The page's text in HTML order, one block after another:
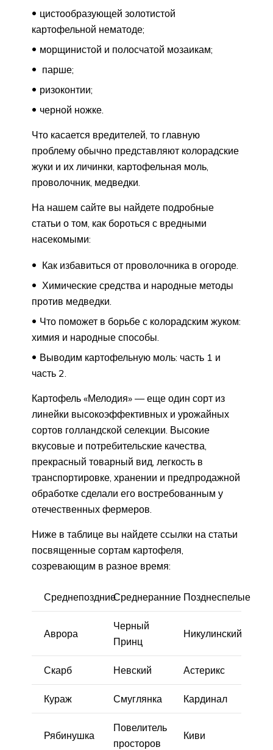
цистообразующей золотистой
картофельной нематоде;
морщинистой и полосчатой мозаикам;
парше;
ризоконтии;
черной ножке.
Что касается вредителей, то главную
проблему обычно представляют колорадские
жуки и их личинки, картофельная моль,
проволочник, медведки.
На нашем сайте вы найдете подробные
статьи о том, как бороться с вредными
насекомыми:
Как избавиться от проволочника в огороде.
Химические средства и народные методы
против медведки.
Что поможет в борьбе с колорадским жуком:
химия и народные способы.
Выводим картофельную моль: часть 1 и
часть 2.
Картофель «Мелодия» — еще один сорт из
линейки высокоэффективных и урожайных
сортов голландской селекции. Высокие
вкусовые и потребительские качества,
прекрасный товарный вид, легкость в
транспортировке, хранении и предпродажной
обработке сделали его востребованным у
отечественных фермеров.
Ниже в таблице вы найдете ссылки на статьи
посвященные сортам картофеля,
созревающим в разное время:
СреднепоздниеСреднеранние Позднеспелые
Аврора
Черный
Принц
Никулинский
Скарб Невский Астерикс
Кураж Смуглянка Кардинал
Рябинушка
Повелитель
просторов
Киви